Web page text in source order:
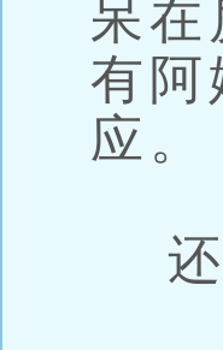
呆
有阿
应。
还